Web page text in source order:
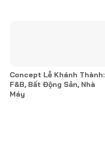
Concept Lễ Khánh Thành:
F&B, Bất Động Sản, Nhà
Máy